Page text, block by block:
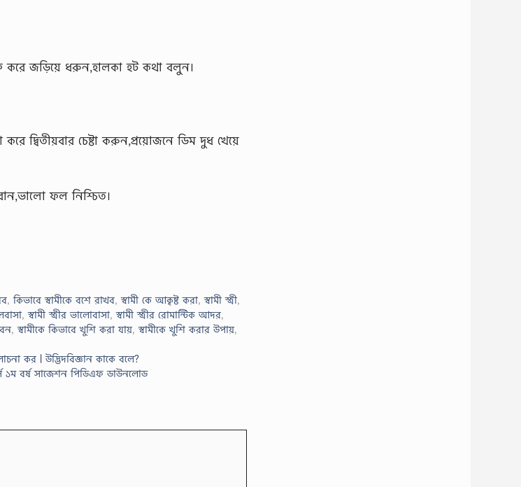
করে জড়িয়ে ধরুন,হালকা হট কথা বলুন।
দ্বিতীয়বার চেষ্টা করুন,প্রয়োজনে ডিম দুধ খেয়ে
ফল নিশ্চিত।
,কিভাবে স্বামীকে বশে রাখব,স্বামী কে আকৃষ্ট করা,স্বামী স্ত্রী,
,স্বামী স্ত্রীর ভালোবাসা,স্বামী স্ত্রীর রোমান্টিক আদর,
,স্বামীকে কিভাবে খুশি করা যায়,স্বামীকে খুশি করার উপায়,
কর | উদ্ভিদবিজ্ঞান কাকে বলে?
১ম বর্ষ সাজেশন পিডিএফ ডাউনলোড